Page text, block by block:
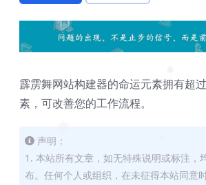
❅
❅
❅
霹雳舞网站构建器的命运元素拥有超
素，可改善您的工作流程。
声明：
1. 本站所有文章，如无特殊说明或标注，
布。任何个人或组织，在未征得本站同意